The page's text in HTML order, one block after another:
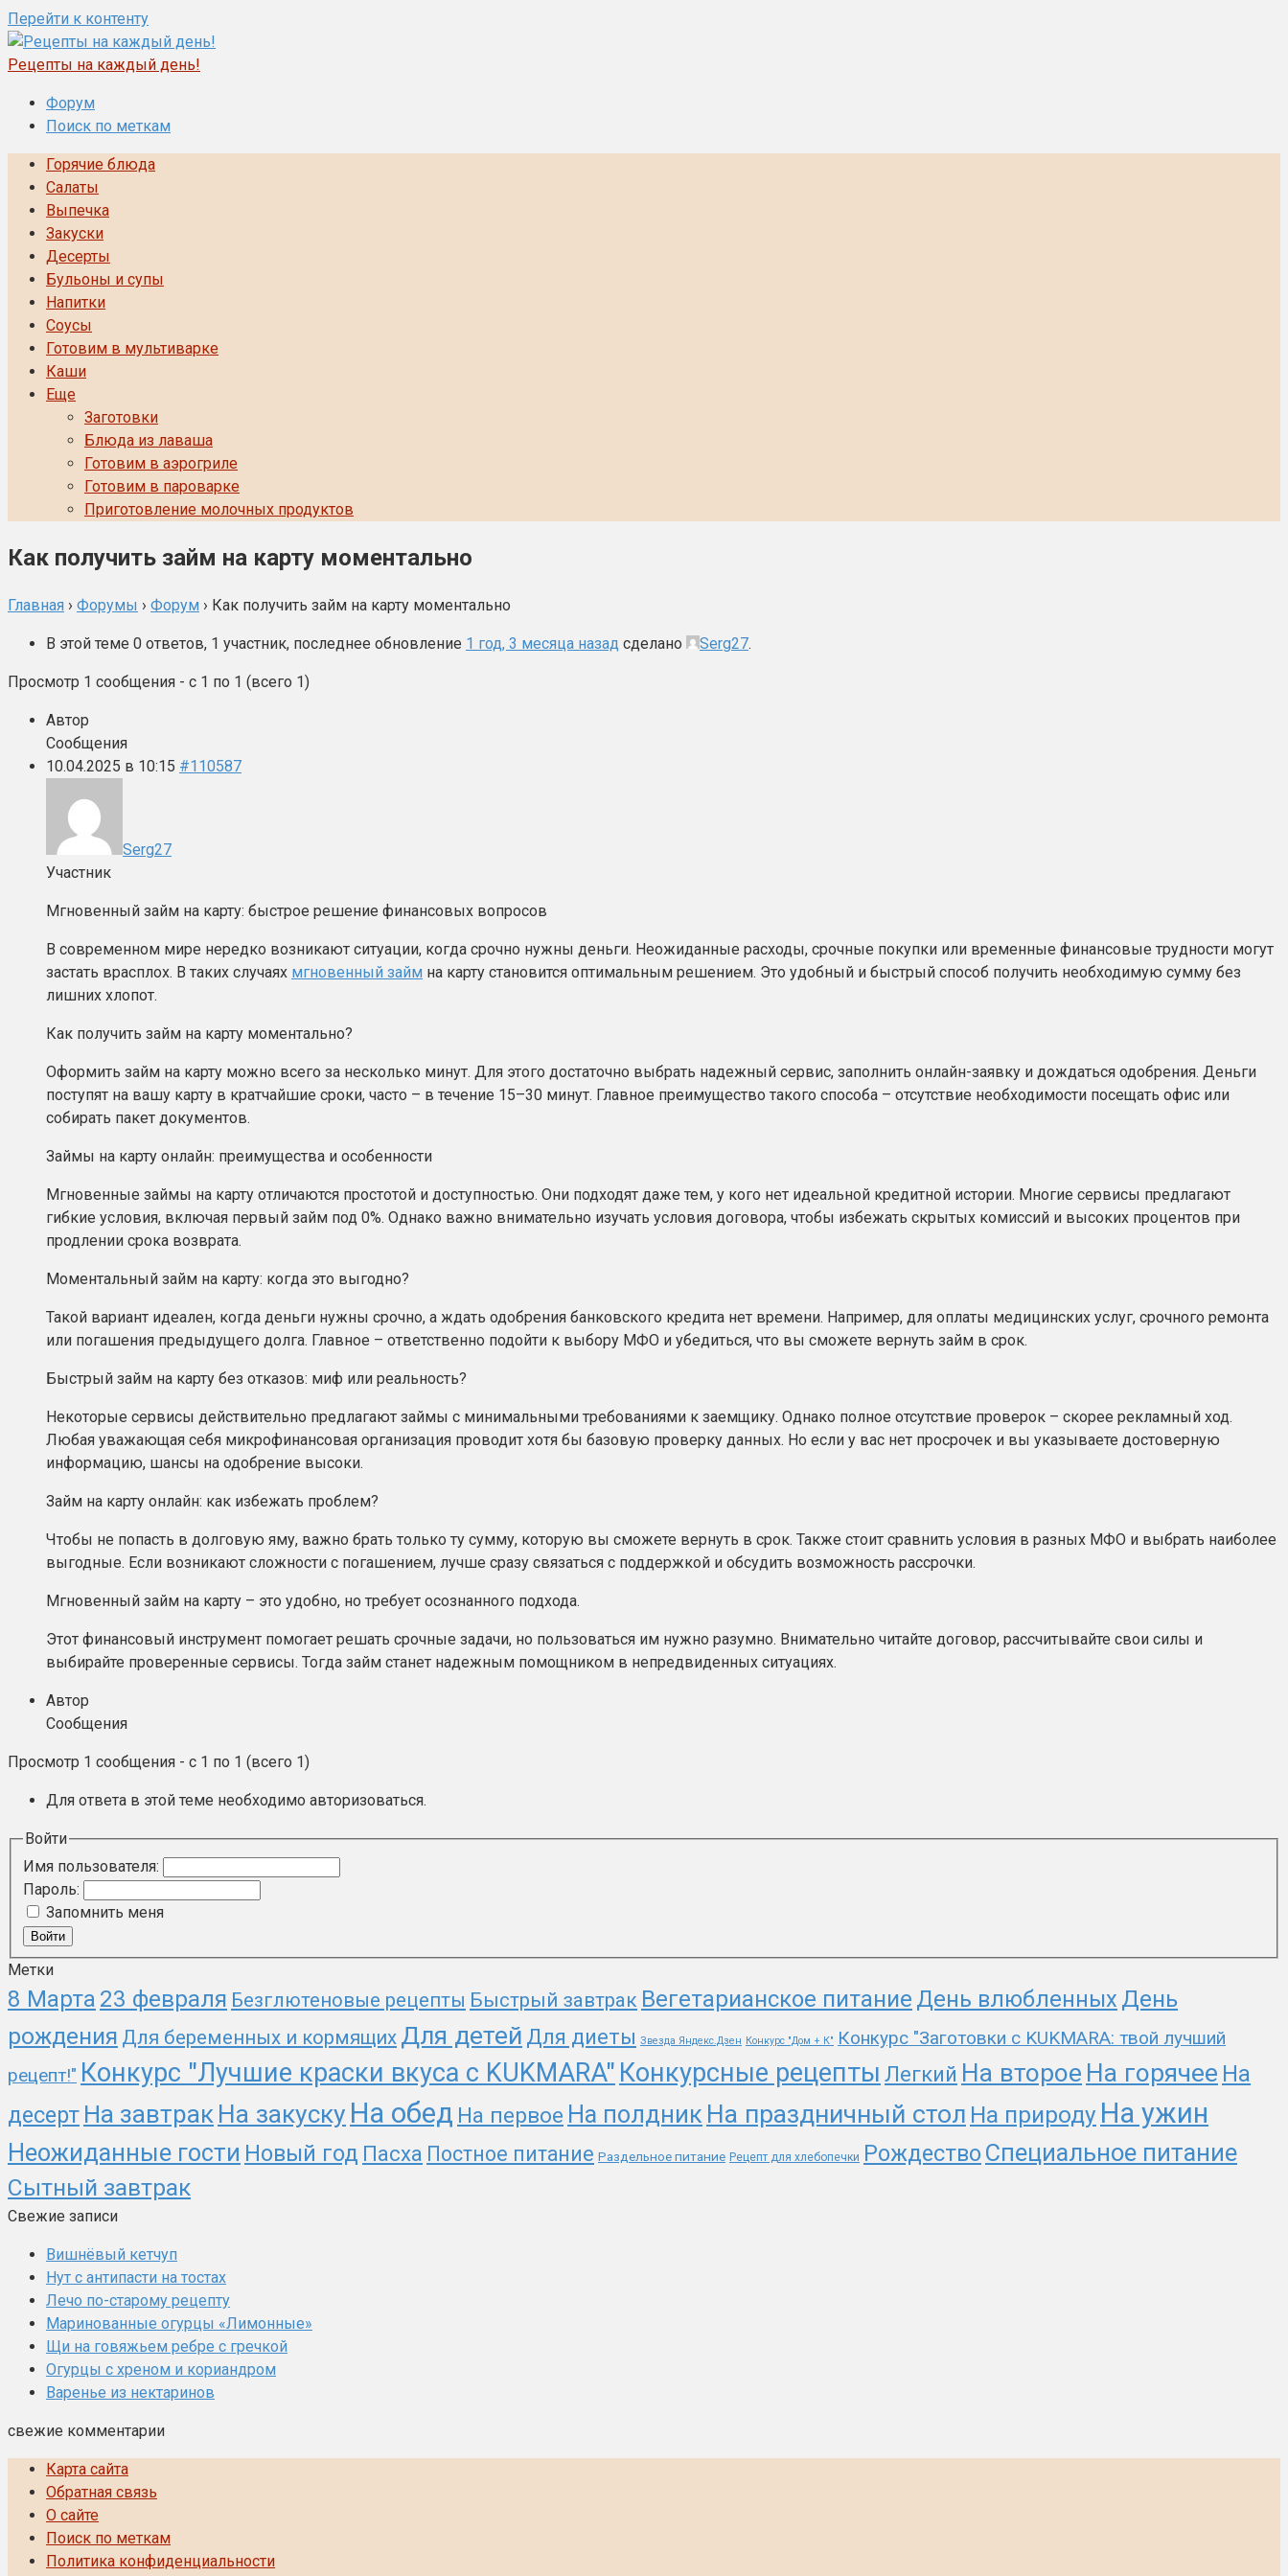
Перейти к контенту
Рецепты на каждый день!
Форум
Поиск по меткам
Горячие блюда
Салаты
Выпечка
Закуски
Десерты
Бульоны и супы
Напитки
Соусы
Готовим в мультиварке
Каши
Еще
Заготовки
Блюда из лаваша
Готовим в аэрогриле
Готовим в пароварке
Приготовление молочных продуктов
Как получить займ на карту моментально
Главная › Форумы › Форум › Как получить займ на карту моментально
В этой теме 0 ответов, 1 участник, последнее обновление 1 год, 3 месяца назад сделано Serg27.
Просмотр 1 сообщения - с 1 по 1 (всего 1)
Автор
Сообщения
10.04.2025 в 10:15 #110587
Serg27
Участник
Мгновенный займ на карту: быстрое решение финансовых вопросов
В современном мире нередко возникают ситуации, когда срочно нужны деньги. Неожиданные расходы, срочные покупки или временные финансовые трудности могут
застать врасплох. В таких случаях мгновенный займ на карту становится оптимальным решением. Это удобный и быстрый способ получить необходимую сумму без
лишних хлопот.
Как получить займ на карту моментально?
Оформить займ на карту можно всего за несколько минут. Для этого достаточно выбрать надежный сервис, заполнить онлайн-заявку и дождаться одобрения. Деньги
поступят на вашу карту в кратчайшие сроки, часто – в течение 15–30 минут. Главное преимущество такого способа – отсутствие необходимости посещать офис или
собирать пакет документов.
Займы на карту онлайн: преимущества и особенности
Мгновенные займы на карту отличаются простотой и доступностью. Они подходят даже тем, у кого нет идеальной кредитной истории. Многие сервисы предлагают
гибкие условия, включая первый займ под 0%. Однако важно внимательно изучать условия договора, чтобы избежать скрытых комиссий и высоких процентов при
продлении срока возврата.
Моментальный займ на карту: когда это выгодно?
Такой вариант идеален, когда деньги нужны срочно, а ждать одобрения банковского кредита нет времени. Например, для оплаты медицинских услуг, срочного ремонта
или погашения предыдущего долга. Главное – ответственно подойти к выбору МФО и убедиться, что вы сможете вернуть займ в срок.
Быстрый займ на карту без отказов: миф или реальность?
Некоторые сервисы действительно предлагают займы с минимальными требованиями к заемщику. Однако полное отсутствие проверок – скорее рекламный ход.
Любая уважающая себя микрофинансовая организация проводит хотя бы базовую проверку данных. Но если у вас нет просрочек и вы указываете достоверную
информацию, шансы на одобрение высоки.
Займ на карту онлайн: как избежать проблем?
Чтобы не попасть в долговую яму, важно брать только ту сумму, которую вы сможете вернуть в срок. Также стоит сравнить условия в разных МФО и выбрать наиболее
выгодные. Если возникают сложности с погашением, лучше сразу связаться с поддержкой и обсудить возможность рассрочки.
Мгновенный займ на карту – это удобно, но требует осознанного подхода.
Этот финансовый инструмент помогает решать срочные задачи, но пользоваться им нужно разумно. Внимательно читайте договор, рассчитывайте свои силы и
выбирайте проверенные сервисы. Тогда займ станет надежным помощником в непредвиденных ситуациях.
Автор
Сообщения
Просмотр 1 сообщения - с 1 по 1 (всего 1)
Для ответа в этой теме необходимо авторизоваться.
Войти
Имя пользователя:
Пароль:
Запомнить меня
Войти
Метки
8 Марта 23 февраля Безглютеновые рецепты Быстрый завтрак Вегетарианское питание День влюбленных День
рождения Для беременных и кормящих Для детей Для диеты Звезда Яндекс.Дзен Конкурс "Дом + К" Конкурс "Заготовки с KUKMARA: твой лучший
рецепт!" Конкурс "Лучшие краски вкуса с KUKMARA" Конкурсные рецепты Легкий На второе На горячее На
десерт На завтрак На закуску На обед На первое На полдник На праздничный стол На природу На ужин
Неожиданные гости Новый год Пасха Постное питание Раздельное питание Рецепт для хлебопечки Рождество Специальное питание
Сытный завтрак
Свежие записи
Вишнёвый кетчуп
Нут с антипасти на тостах
Лечо по-старому рецепту
Маринованные огурцы «Лимонные»
Щи на говяжьем ребре с гречкой
Огурцы с хреном и кориандром
Варенье из нектаринов
свежие комментарии
Карта сайта
Обратная связь
О сайте
Поиск по меткам
Политика конфиденциальности